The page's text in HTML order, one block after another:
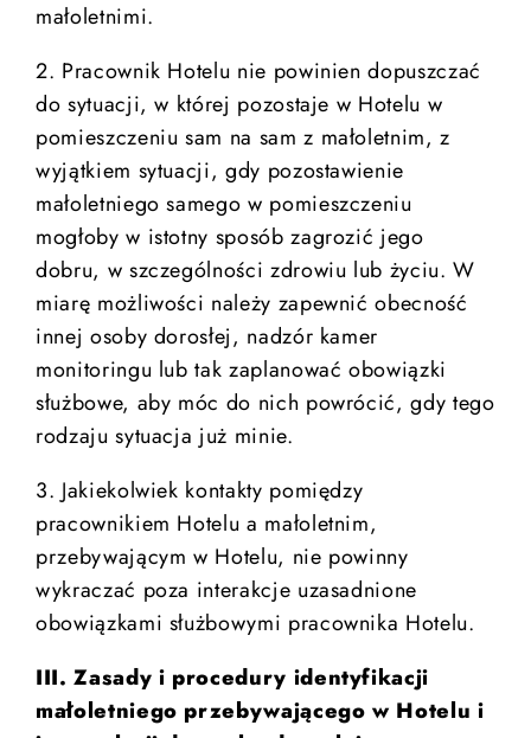
małoletnimi.
2. Pracownik Hotelu nie powinien dopuszczać
do sytuacji, w której pozostaje w Hotelu w
pomieszczeniu sam na sam z małoletnim, z
wyjątkiem sytuacji, gdy pozostawienie
małoletniego samego w pomieszczeniu
mogłoby w istotny sposób zagrozić jego
dobru, w szczególności zdrowiu lub życiu. W
miarę możliwości należy zapewnić obecność
innej osoby dorosłej, nadzór kamer
monitoringu lub tak zaplanować obowiązki
służbowe, aby móc do nich powrócić, gdy tego
rodzaju sytuacja już minie.
3. Jakiekolwiek kontakty pomiędzy
pracownikiem Hotelu a małoletnim,
przebywającym w Hotelu, nie powinny
wykraczać poza interakcje uzasadnione
obowiązkami służbowymi pracownika Hotelu.
III. Zasady i procedury identyfikacji
małoletniego przebywającego w Hotelu i